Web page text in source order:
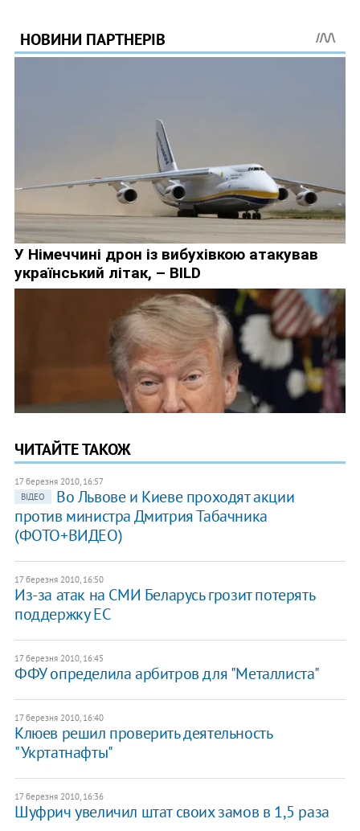
ЧИТАЙТЕ ТАКОЖ
17 березня 2010, 16:57
ВІДЕО
Во Львове и Киеве проходят акции
против министра Дмитрия Табачника
(ФОТО+ВИДЕО)
17 березня 2010, 16:50
Из-за атак на СМИ Беларусь грозит потерять
поддержку ЕС
17 березня 2010, 16:45
ФФУ определила арбитров для "Металлиста"
17 березня 2010, 16:40
Клюев решил проверить деятельность
"Укртатнафты"
17 березня 2010, 16:36
Шуфрич увеличил штат своих замов в 1,5 раза